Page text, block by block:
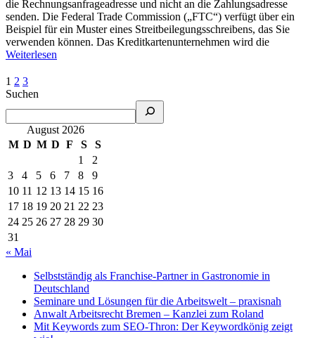
die Rechnungsanfrageadresse und nicht an die Zahlungsadresse
senden. Die Federal Trade Commission („FTC“) verfügt über ein
Beispiel für ein Muster eines Streitbeilegungsschreibens, das Sie
verwenden können. Das Kreditkartenunternehmen wird die
Weiterlesen
1 2 3
Suchen
August 2026
M D M D F S
S
1
2
3
4 5 6 7 8
9
10 11 12 13 14 15 16
17 18 19 20 21 22 23
24 25 26 27 28 29 30
31
« Mai
Selbstständig als Franchise-Partner in Gastronomie in
Deutschland
Seminare und Lösungen für die Arbeitswelt – praxisnah
Anwalt Arbeitsrecht Bremen – Kanzlei zum Roland
Mit Keywords zum SEO-Thron: Der Keywordkönig zeigt